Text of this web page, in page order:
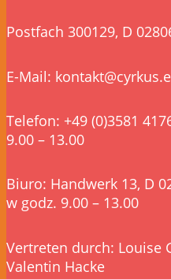
Postfach 300129, D
E-Mail:
Telefon: +49 (0)3581
9.00 – 13.00
Biuro: Handwerk 13, D
w godz. 9.00 – 13.00
Vertreten durch: Louise
Valentin Hacke